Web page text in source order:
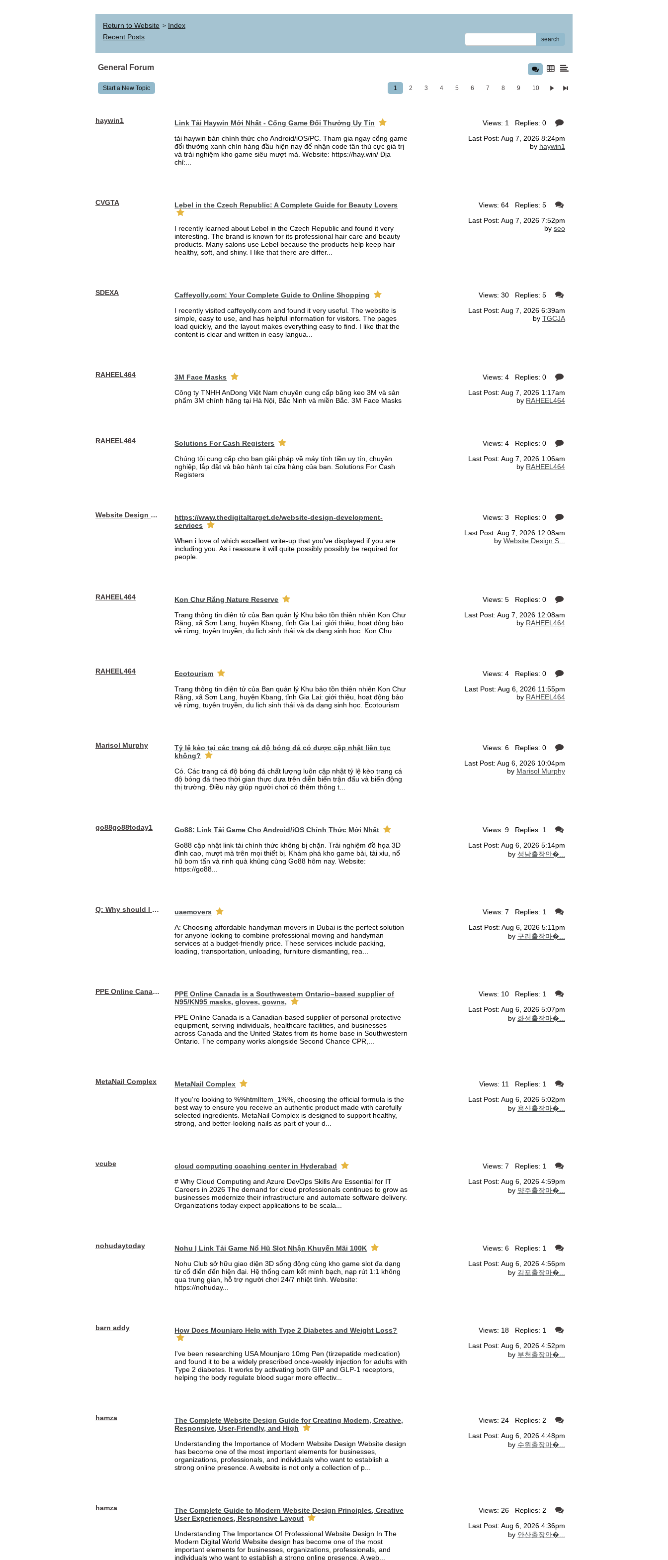
Return to Website > Index
Recent Posts
search
General Forum
Start a New Topic 1 2 3 4 5 6 7 8 9 10
haywin1
Link Tải Haywin Mới Nhất - Cổng Game Đổi Thưởng Uy Tín
tải haywin bản chính thức cho Android/iOS/PC. Tham gia ngay cổng game
đổi thưởng xanh chín hàng đầu hiện nay để nhận code tân thủ cực giá trị
và trải nghiệm kho game siêu mượt mà. Website: https://hay.win/ Địa
chỉ:...
Views: 1 Replies: 0
Last Post: Aug 7, 2026 8:24pm
by haywin1
CVGTA Lebel in the Czech Republic: A Complete Guide for Beauty Lovers
I recently learned about Lebel in the Czech Republic and found it very
interesting. The brand is known for its professional hair care and beauty
products. Many salons use Lebel because the products help keep hair
healthy, soft, and shiny. I like that there are differ...
Views: 64 Replies: 5
Last Post: Aug 7, 2026 7:52pm
by seo
SDEXA
Caffeyolly.com: Your Complete Guide to Online Shopping
I recently visited caffeyolly.com and found it very useful. The website is
simple, easy to use, and has helpful information for visitors. The pages
load quickly, and the layout makes everything easy to find. I like that the
content is clear and written in easy langua...
Views: 30 Replies: 5
Last Post: Aug 7, 2026 6:39am
by TGCJA
RAHEEL464
3M Face Masks
Công ty TNHH AnDong Việt Nam chuyên cung cấp băng keo 3M và sản
phẩm 3M chính hãng tại Hà Nội, Bắc Ninh và miền Bắc. 3M Face Masks
Views: 4 Replies: 0
Last Post: Aug 7, 2026 1:17am
by RAHEEL464
RAHEEL464
Solutions For Cash Registers
Chúng tôi cung cấp cho bạn giải pháp về máy tính tiền uy tín, chuyên
nghiệp, lắp đặt và bảo hành tại cửa hàng của bạn. Solutions For Cash
Registers
Views: 4 Replies: 0
Last Post: Aug 7, 2026 1:06am
by RAHEEL464
Website Design Services berin
https://www.thedigitaltarget.de/website-design-development-
services
When i love of which excellent write-up that you've displayed if you are
including you. As i reassure it will quite possibly possibly be required for
people.
Views: 3 Replies: 0
Last Post: Aug 7, 2026 12:08am
by Website Design S...
RAHEEL464
Kon Chư Răng Nature Reserve
Trang thông tin điện tử của Ban quản lý Khu bảo tồn thiên nhiên Kon Chư
Răng, xã Sơn Lang, huyện Kbang, tỉnh Gia Lai: giới thiệu, hoạt động bảo
vệ rừng, tuyên truyền, du lịch sinh thái và đa dạng sinh học. Kon Chư...
Views: 5 Replies: 0
Last Post: Aug 7, 2026 12:08am
by RAHEEL464
RAHEEL464
Ecotourism
Trang thông tin điện tử của Ban quản lý Khu bảo tồn thiên nhiên Kon Chư
Răng, xã Sơn Lang, huyện Kbang, tỉnh Gia Lai: giới thiệu, hoạt động bảo
vệ rừng, tuyên truyền, du lịch sinh thái và đa dạng sinh học. Ecotourism
Views: 4 Replies: 0
Last Post: Aug 6, 2026 11:55pm
by RAHEEL464
Marisol Murphy
Tỷ lệ kèo tại các trang cá độ bóng đá có được cập nhật liên tục
không?
Có. Các trang cá độ bóng đá chất lượng luôn cập nhật tỷ lệ kèo trang cá
độ bóng đá theo thời gian thực dựa trên diễn biến trận đấu và biến động
thị trường. Điều này giúp người chơi có thêm thông t...
Views: 6 Replies: 0
Last Post: Aug 6, 2026 10:04pm
by Marisol Murphy
go88go88today1
Go88: Link Tải Game Cho Android/iOS Chính Thức Mới Nhất
Go88 cập nhật link tải chính thức không bị chặn. Trải nghiệm đồ họa 3D
đỉnh cao, mượt mà trên mọi thiết bị. Khám phá kho game bài, tài xỉu, nổ
hũ bom tấn và rinh quà khủng cùng Go88 hôm nay. Website:
https://go88...
Views: 9 Replies: 1
Last Post: Aug 6, 2026 5:14pm
by 성남출장안�...
Q: Why should I choose affordable handyman movers in Dubai for my relocation and maintenance needs?
uaemovers
A: Choosing affordable handyman movers in Dubai is the perfect solution
for anyone looking to combine professional moving and handyman
services at a budget-friendly price. These services include packing,
loading, transportation, unloading, furniture dismantling, rea...
Views: 7 Replies: 1
Last Post: Aug 6, 2026 5:11pm
by 구리출장마�...
PPE Online Canada – Bulk PPE Supplier | N95, Gloves, Masks & Medical Supplies
PPE Online Canada is a Southwestern Ontario–based supplier of
N95/KN95 masks, gloves, gowns,
PPE Online Canada is a Canadian-based supplier of personal protective
equipment, serving individuals, healthcare facilities, and businesses
across Canada and the United States from its home base in Southwestern
Ontario. The company works alongside Second Chance CPR,...
Views: 10 Replies: 1
Last Post: Aug 6, 2026 5:07pm
by 화성출장마�...
MetaNail Complex
MetaNail Complex
If you're looking to %%htmlItem_1%%, choosing the official formula is the
best way to ensure you receive an authentic product made with carefully
selected ingredients. MetaNail Complex is designed to support healthy,
strong, and better-looking nails as part of your d...
Views: 11 Replies: 1
Last Post: Aug 6, 2026 5:02pm
by 용산출장마�...
vcube
cloud computing coaching center in Hyderabad
# Why Cloud Computing and Azure DevOps Skills Are Essential for IT
Careers in 2026 The demand for cloud professionals continues to grow as
businesses modernize their infrastructure and automate software delivery.
Organizations today expect applications to be scala...
Views: 7 Replies: 1
Last Post: Aug 6, 2026 4:59pm
by 양주출장마�...
nohudaytoday
Nohu | Link Tải Game Nổ Hũ Slot Nhận Khuyến Mãi 100K
Nohu Club sở hữu giao diện 3D sống động cùng kho game slot đa dạng
từ cổ điển đến hiện đại. Hệ thống cam kết minh bạch, nạp rút 1:1 không
qua trung gian, hỗ trợ người chơi 24/7 nhiệt tình. Website:
https://nohuday...
Views: 6 Replies: 1
Last Post: Aug 6, 2026 4:56pm
by 김포출장마�...
barn addy How Does Mounjaro Help with Type 2 Diabetes and Weight Loss?
I've been researching USA Mounjaro 10mg Pen (tirzepatide medication)
and found it to be a widely prescribed once-weekly injection for adults with
Type 2 diabetes. It works by activating both GIP and GLP-1 receptors,
helping the body regulate blood sugar more effectiv...
Views: 18 Replies: 1
Last Post: Aug 6, 2026 4:52pm
by 부천출장마�...
hamza
The Complete Website Design Guide for Creating Modern, Creative,
Responsive, User-Friendly, and High
Understanding the Importance of Modern Website Design Website design
has become one of the most important elements for businesses,
organizations, professionals, and individuals who want to establish a
strong online presence. A website is not only a collection of p...
Views: 24 Replies: 2
Last Post: Aug 6, 2026 4:48pm
by 수원출장마�...
hamza
The Complete Guide to Modern Website Design Principles, Creative
User Experiences, Responsive Layout
Understanding The Importance Of Professional Website Design In The
Modern Digital World Website design has become one of the most
important elements for businesses, organizations, professionals, and
individuals who want to establish a strong online presence. A web...
Views: 26 Replies: 2
Last Post: Aug 6, 2026 4:36pm
by 안산출장안�...